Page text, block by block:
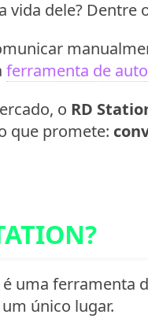
vida dele? Dentre
ferramenta de
o RD
que promete:
é uma ferramenta
único lugar.